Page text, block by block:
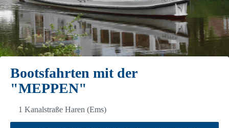
Bootsfahrten mit der
"MEPPEN"
1 Kanalstraße Haren (Ems)